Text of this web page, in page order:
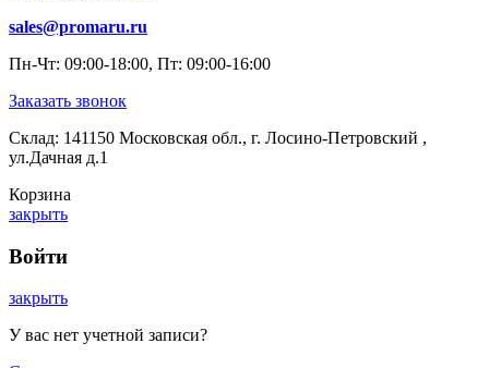
sales@promaru.ru
Пн-Чт: 09:00-18:00, Пт: 09:00-16:00
Заказать звонок
Склад: 141150 Московская обл., г. Лосино-Петровский ,
ул.Дачная д.1
Корзина
закрыть
Войти
закрыть
У вас нет учетной записи?